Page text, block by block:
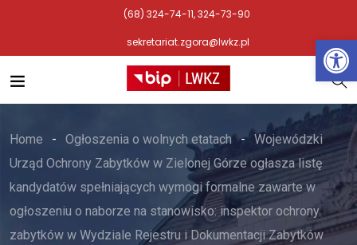
(68) 324-74-11, 324-73-90
sekretariat.zgora@lwkz.pl
Home Ogłoszenia o wolnych etatach
Wojewódzki
Urząd Ochrony Zabytków w Zielonej Górze ogłasza listę
kandydatów spełniających wymogi formalne zawarte w
ogłoszeniu o naborze na stanowisko: inspektor ochrony
zabytków w Wydziale Rejestru i Dokumentacji Zabytków